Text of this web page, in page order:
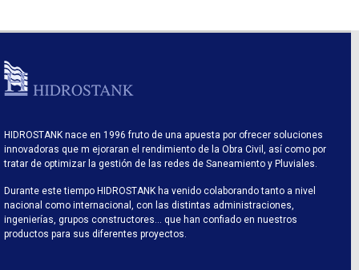
HIDROSTANK nace en 1996 fruto de una apuesta por ofrecer soluciones
innovadoras que m ejoraran el rendimiento de la Obra Civil, así como por
tratar de optimizar la gestión de las redes de Saneamiento y Pluviales.
Durante este tiempo HIDROSTANK ha venido colaborando tanto a nivel
nacional como internacional, con las distintas administraciones,
ingenierías, grupos constructores… que han confiado en nuestros
productos para sus diferentes proyectos.